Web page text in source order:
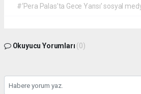
#‘Pera Palas’ta Gece Yarısı’ sosyal
Okuyucu Yorumları (0)